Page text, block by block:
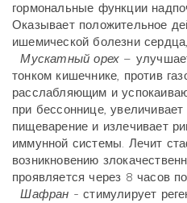
гормональные функции
Оказывает положительное
ишемической болезни
Мускатный орех –
тонком кишечнике, против
расслабляющим и
при бессоннице,
пищеварение и излечивает
иммунной системы. Лечит
возникновению
проявляется через 8 часов
Шафран - стимулирует